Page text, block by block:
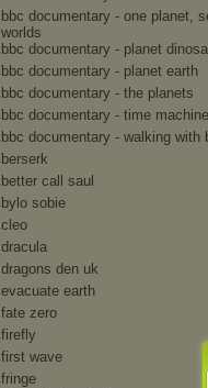
bbc documentary - one planet,
worlds
bbc documentary - planet
bbc documentary - planet earth
bbc documentary - the planets
bbc documentary - time machine
bbc documentary - walking with
berserk
better call saul
bylo sobie
cleo
dracula
dragons den uk
evacuate earth
fate zero
firefly
first wave
fringe